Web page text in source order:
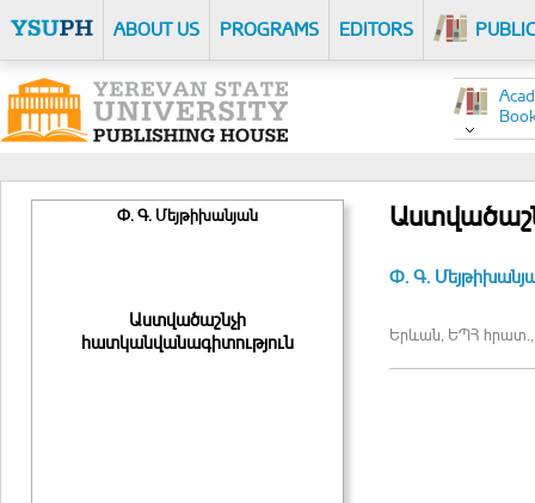
ABOUT US PROGRAMS EDITORS
Փ. Գ. Մեյթիխանյան
Աստվածաշնչի
հատկանվանագիտություն
Փ. Գ.
Երևան, ԵՊՀ հրատ.,